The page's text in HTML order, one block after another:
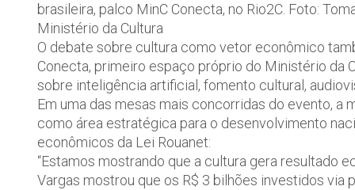
brasileira, palco MinC Conecta, no Rio2C. Foto:
Ministério da Cultura
O debate sobre cultura como vetor econômico
Conecta, primeiro espaço próprio do Ministério da
sobre inteligência artificial, fomento cultural,
Em uma das mesas mais concorridas do evento, a
como área estratégica para o desenvolvimento
econômicos da Lei Rouanet:
“Estamos mostrando que a cultura gera resultado
Vargas mostrou que os R$ 3 bilhões investidos via